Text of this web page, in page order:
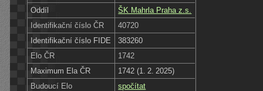
Oddíl
ŠK Mahrla Praha z.s.
Identifikační číslo ČR
40720
Identifikační číslo FIDE
383260
Elo ČR
1742
Maximum Ela ČR
1742 (1. 2. 2025)
Budoucí Elo
spočítat